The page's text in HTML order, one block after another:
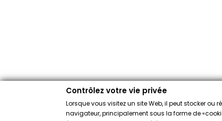
Contrôlez votre vie privée
Lorsque vous visitez un site Web, il peut stocker ou
navigateur, principalement sous la forme de